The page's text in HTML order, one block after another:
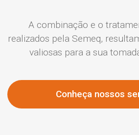
A combinação e o
realizados pela Semeq,
valiosas para a sua
Conheça nossos